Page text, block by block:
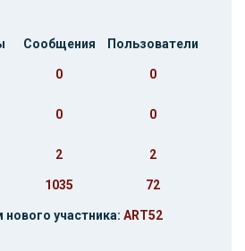
Сообщения Пользователи
0 0
0 0
2 2
1035 72
участника: ART52